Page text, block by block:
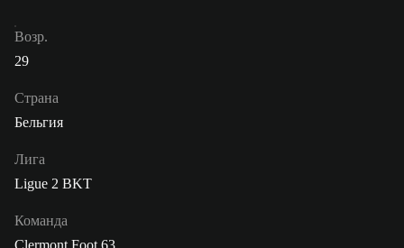
Возр.
29
Страна
Бельгия
Лига
Ligue 2 BKT
Команда